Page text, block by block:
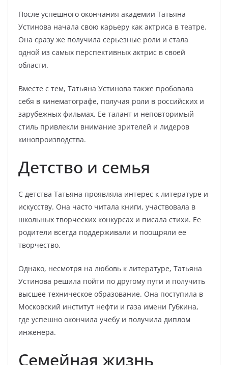
После успешного окончания академии Татьяна
Устинова начала свою карьеру как актриса в театре.
Она сразу же получила серьезные роли и стала
одной из самых перспективных актрис в своей
области.
Вместе с тем, Татьяна Устинова также пробовала
себя в кинематографе, получая роли в российских и
зарубежных фильмах. Ее талант и неповторимый
стиль привлекли внимание зрителей и лидеров
кинопроизводства.
Детство и семья
С детства Татьяна проявляла интерес к литературе и
искусству. Она часто читала книги, участвовала в
школьных творческих конкурсах и писала стихи. Ее
родители всегда поддерживали и поощряли ее
творчество.
Однако, несмотря на любовь к литературе, Татьяна
Устинова решила пойти по другому пути и получить
высшее техническое образование. Она поступила в
Московский институт нефти и газа имени Губкина,
где успешно окончила учебу и получила диплом
инженера.
Семейная жизнь